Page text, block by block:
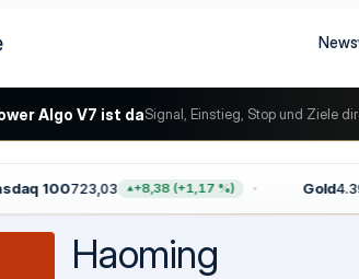
News
Algo V7 ist daSignal, Einstieg, Stop und Ziele
100723,03 +8,38 (+1,17 %) Gold
Haoming